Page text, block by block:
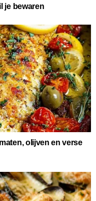
je bewaren
olijven en verse